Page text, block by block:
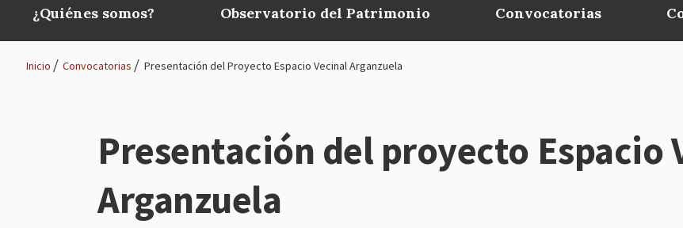
Main
navigation
¿Quiénes somos? Observatorio del Patrimonio Convocatorias
Inicio Convocatorias Presentación del Proyecto Espacio Vecinal Arganzuela
Presentación del proyecto Espacio
Arganzuela